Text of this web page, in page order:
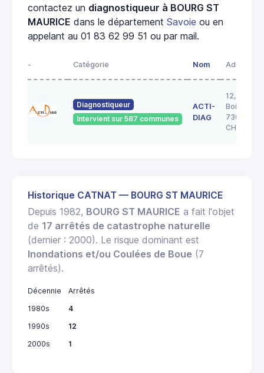
contactez un diagnostiqueur à BOURG ST
MAURICE dans le département Savoie ou en
appelant au 01 83 62 99 51 ou par mail.
- Catégorie Nom Adresse
Diagnostiqueur
Intervient sur 587 communes
ACTI-
DIAG
12, rue de
Boigne
73000
Historique CATNAT — BOURG ST MAURICE
Depuis 1982, BOURG ST MAURICE a fait l'objet
de 17 arrêtés de catastrophe naturelle
(dernier : 2000). Le risque dominant est
Inondations et/ou Coulées de Boue (7
arrêtés).
Décennie
Arrêtés
1980s
4
1990s
12
2000s
1